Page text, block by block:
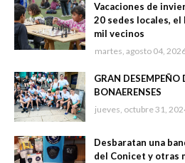
Vacaciones de
20 sedes locales,
mil vecinos
martes, agosto 04,
GRAN DESEMPEÑO
BONAERENSES
jueves, octubre 31,
Desbaratan una
del Conicet y otras